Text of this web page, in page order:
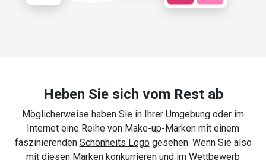
Heben Sie sich vom Rest ab
Möglicherweise haben Sie in Ihrer Umgebung oder im
Internet eine Reihe von Make-up-Marken mit einem
faszinierenden Schönheits Logogesehen. Wenn Sie also
mit diesen Marken konkurrieren und im Wettbewerb